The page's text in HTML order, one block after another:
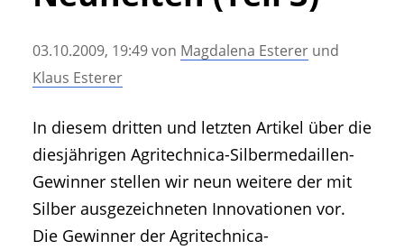
• Geschichte und Geschichten
• Messen und Veranstaltungen
• Mitteilung der Redaktion
• Artikel nach Hersteller/Marke
03.10.2009, 19:49von Magdalena Esterer und
Klaus Esterer
In diesem dritten und letzten Artikel über die
diesjährigen Agritechnica-Silbermedaillen-
Gewinner stellen wir neun weitere der mit
Silber ausgezeichneten Innovationen vor.
Die Gewinner der Agritechnica-